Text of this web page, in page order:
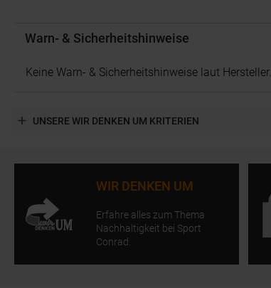
Warn- & Sicherheitshinweise
Keine Warn- & Sicherheitshinweise laut Hersteller.
UNSERE WIR DENKEN UM KRITERIEN
WIR DENKEN UM
Erfahre alles zum Thema
Nachhaltigkeit bei Sport
Conrad.